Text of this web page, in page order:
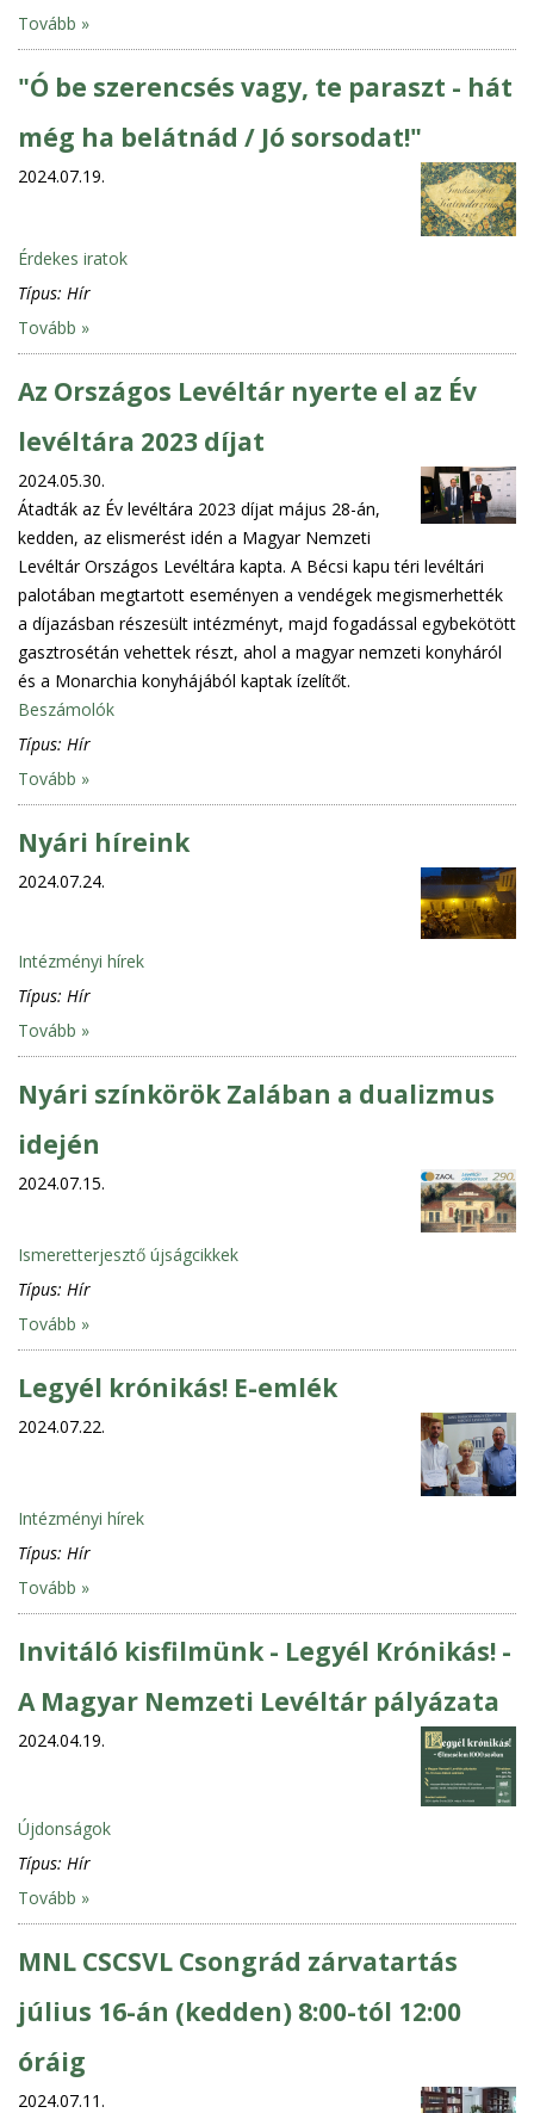
Tovább »
"Ó be szerencsés vagy, te paraszt - hát
még ha belátnád / Jó sorsodat!"
2024.07.19.
Érdekes iratok
Típus: Hír
Tovább »
Az Országos Levéltár nyerte el az Év
levéltára 2023 díjat
2024.05.30.
Átadták az Év levéltára 2023 díjat május 28-án,
kedden, az elismerést idén a Magyar Nemzeti
Levéltár Országos Levéltára kapta. A Bécsi kapu téri levéltári
palotában megtartott eseményen a vendégek megismerhették
a díjazásban részesült intézményt, majd fogadással egybekötött
gasztrosétán vehettek részt, ahol a magyar nemzeti konyháról
és a Monarchia konyhájából kaptak ízelítőt.
Beszámolók
Típus: Hír
Tovább »
Nyári híreink
2024.07.24.
Intézményi hírek
Típus: Hír
Tovább »
Nyári színkörök Zalában a dualizmus
idején
2024.07.15.
Ismeretterjesztő újságcikkek
Típus: Hír
Tovább »
Legyél krónikás! E-emlék
2024.07.22.
Intézményi hírek
Típus: Hír
Tovább »
Invitáló kisfilmünk - Legyél Krónikás! -
A Magyar Nemzeti Levéltár pályázata
2024.04.19.
Újdonságok
Típus: Hír
Tovább »
MNL CSCSVL Csongrád zárvatartás
július 16-án (kedden) 8:00-tól 12:00
óráig
2024.07.11.